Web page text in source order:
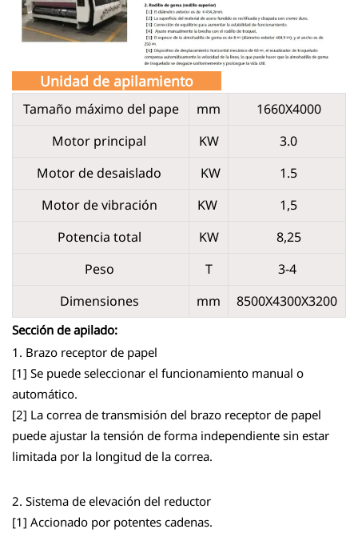
Unidad de apilamiento
Tamaño máximo del pape mm
1660X4000
Motor principal
KW
3.0
Motor de desaislado
KW
1.5
Motor de vibración
KW
1,5
Potencia total
KW
8,25
Peso
T
3-4
Dimensiones
mm 8500X4300X3200
Sección de apilado:
1. Brazo receptor de papel
[1] Se puede seleccionar el funcionamiento manual o
automático.
[2] La correa de transmisión del brazo receptor de papel
puede ajustar la tensión de forma independiente sin estar
limitada por la longitud de la correa.
2. Sistema de elevación del reductor
[1] Accionado por potentes cadenas.